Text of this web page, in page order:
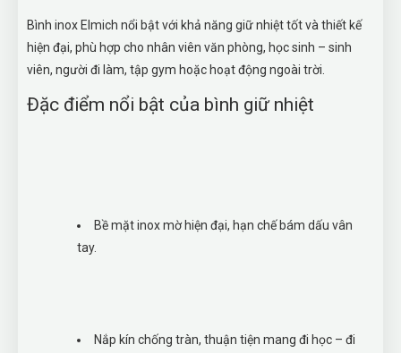
Bình inox Elmich nổi bật với khả năng giữ nhiệt tốt và thiết kế
hiện đại, phù hợp cho nhân viên văn phòng, học sinh – sinh
viên, người đi làm, tập gym hoặc hoạt động ngoài trời.
Đặc điểm nổi bật của bình giữ nhiệt
Bề mặt inox mờ hiện đại, hạn chế bám dấu vân
tay.
Nắp kín chống tràn, thuận tiện mang đi học – đi